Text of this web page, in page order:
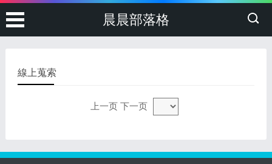
晨晨部落格
線上蒐索
上一页 下一页